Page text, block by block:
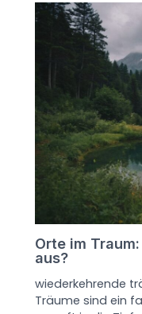
Orte im
aus?
wiederkehrende
Träume sind ein